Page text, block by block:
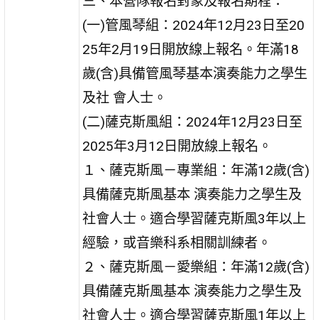
(一)管風琴組：2024年12月23日至20
25年2月19日開放線上報名。年滿18
歲(含)具備管風琴基本演奏能力之學生
及社 會人士。
(二)薩克斯風組：2024年12月23日至
2025年3月12日開放線上報名。
１、薩克斯風－專業組：年滿12歲(含)
具備薩克斯風基本 演奏能力之學生及
社會人士。適合學習薩克斯風3年以上
經驗，或音樂科系相關訓練者。
２、薩克斯風－愛樂組：年滿12歲(含)
具備薩克斯風基本 演奏能力之學生及
社會人士。適合學習薩克斯風1年以上